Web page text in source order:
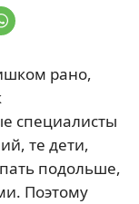
рано,
специалисты
те дети,
подольше,
Поэтому